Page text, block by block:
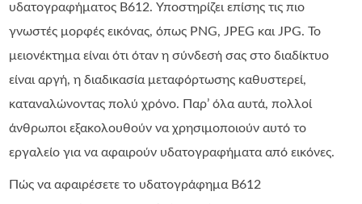
υδατογραφήματος B612. Υποστηρίζει επίσης τις πιο
γνωστές μορφές εικόνας, όπως PNG, JPEG και JPG. Το
μειονέκτημα είναι ότι όταν η σύνδεσή σας στο διαδίκτυο
είναι αργή, η διαδικασία μεταφόρτωσης καθυστερεί,
καταναλώνοντας πολύ χρόνο. Παρ’ όλα αυτά, πολλοί
άνθρωποι εξακολουθούν να χρησιμοποιούν αυτό το
εργαλείο για να αφαιρούν υδατογραφήματα από εικόνες.
Πώς να αφαιρέσετε το υδατογράφημα B612